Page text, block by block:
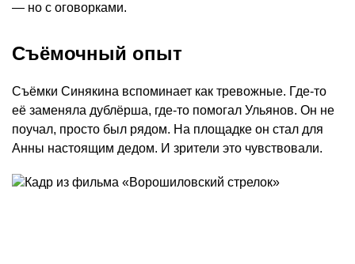
— но с оговорками.
Съёмочный опыт
Съёмки Синякина вспоминает как тревожные. Где-то
её заменяла дублёрша, где-то помогал Ульянов. Он не
поучал, просто был рядом. На площадке он стал для
Анны настоящим дедом. И зрители это чувствовали.